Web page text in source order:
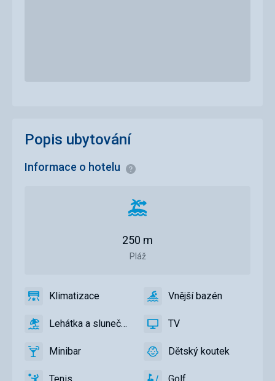
Popis ubytování
Informace o hotelu Informace
Vzdálenost
pláže
Pláž
250 m
Klimatizace
Klimatizace
ano
VnějšíVnější bazén
ano
Lehátka
slunečníky
bazénu
Lehátka a slunečníky u bazénu zdarma
ano TV TV
ano
Minibar,Minibar
ano
DětskýDětský koutek
ano